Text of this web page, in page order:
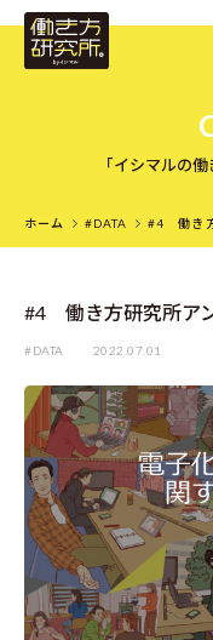
「イシマルの
ホーム #DATA #4 働き
#4 働き方研究所ア
#DATA 2022.07.01